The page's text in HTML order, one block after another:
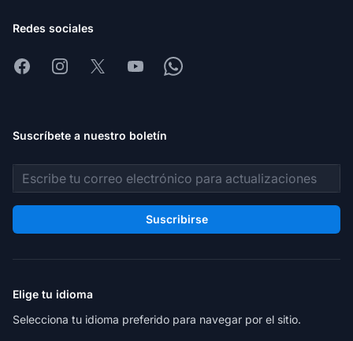
Redes sociales
FacebookInstagram
X YoutubeWhatsapp
Suscríbete a nuestro boletín
Dirección de correo electrónico
Suscribirse
Elige tu idioma
Selecciona tu idioma preferido para navegar por el sitio.